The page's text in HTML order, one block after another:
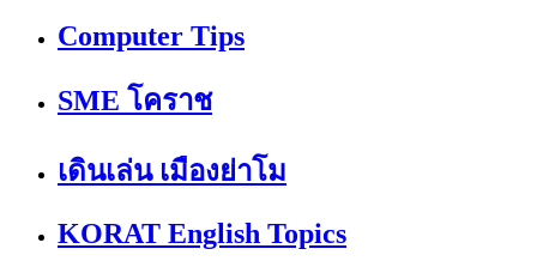
Computer Tips
SME โคราช
เดินเล่น เมืองย่าโม
KORAT English Topics